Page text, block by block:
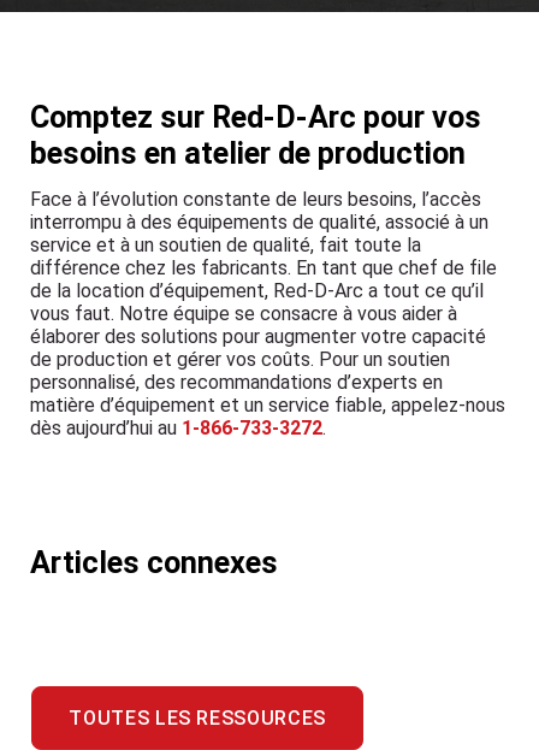
Comptez sur Red-D-Arc pour vos
besoins en atelier de production
Face à l’évolution constante de leurs besoins, l’accès
interrompu à des équipements de qualité, associé à un
service et à un soutien de qualité, fait toute la
différence chez les fabricants. En tant que chef de file
de la location d’équipement, Red-D-Arc a tout ce qu’il
vous faut. Notre équipe se consacre à vous aider à
élaborer des solutions pour augmenter votre capacité
de production et gérer vos coûts. Pour un soutien
personnalisé, des recommandations d’experts en
matière d’équipement et un service fiable, appelez-nous
dès aujourd’hui au 1-866-733-3272.
Articles connexes
TOUTES LES RESSOURCES